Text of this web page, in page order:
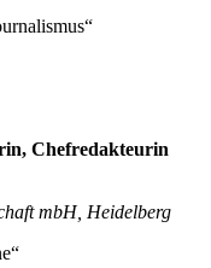
Chefredakteurin
mbH, Heidelberg